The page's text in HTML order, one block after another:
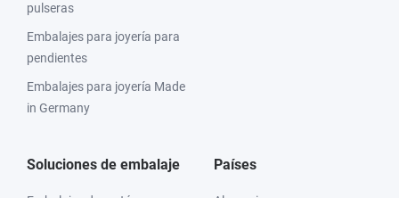
pulseras
Embalajes para joyería para
pendientes
Embalajes para joyería Made
in Germany
Soluciones de embalaje Países